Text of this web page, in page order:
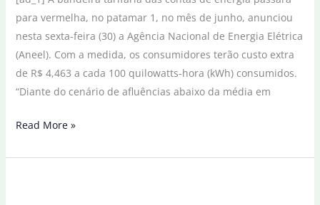
vetos
para vermelha, no patamar 1, no mês de junho, anunciou
nesta sexta-feira (30) a Agência Nacional de Energia Elétrica
(Aneel). Com a medida, os consumidores terão custo extra
de R$ 4,463 a cada 100 quilowatts-hora (kWh) consumidos.
“Diante do cenário de afluências abaixo da média em
Conta
luz
Read More »